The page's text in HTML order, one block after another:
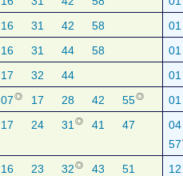
16 31 42 58 01
16 31 44 58 01
17 32 44 01
07◎ 17 28 42 55◎ 01
17 24 31 ◎ 41
47
04
57
16 23 32◎ 43 51 12